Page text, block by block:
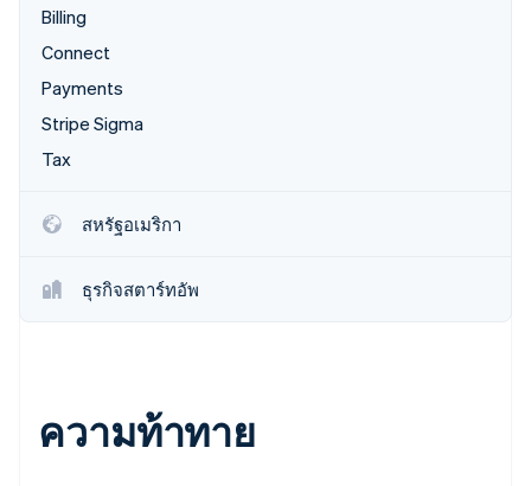
Atlas
การก่อตั้งบริษัทสตาร์ทอัพ
Climate
การขจัดคาร์บอน
Stripe Sessions 2026
รับชมเลย
Billing
Connect
Payments
Stripe Sigma
Tax
สหรัฐอเมริกา
ธุรกิจสตาร์ทอัพ
ความท้าทาย